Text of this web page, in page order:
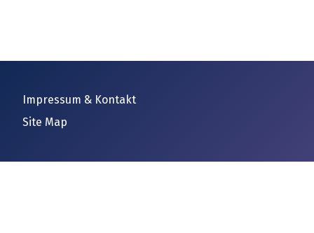
Impressum & Kontakt
Site Map